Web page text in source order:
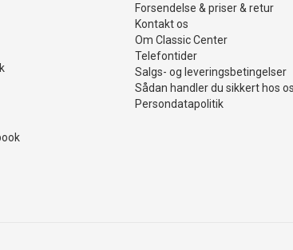
Forsendelse & priser & retur
Kontakt os
Om Classic Center
Telefontider
Salgs- og leveringsbetingelser
Sådan handler du sikkert hos os
Persondatapolitik